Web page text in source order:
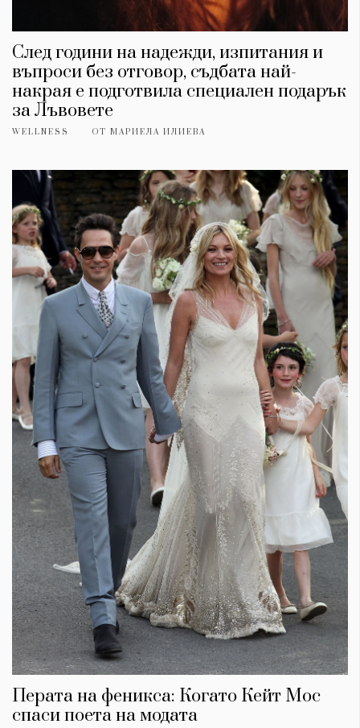
След години на надежди, изпитания и
въпроси без отговор, съдбата най-
накрая е подготвила специален подарък
за Лъвовете
WELLNESS ОТ МАРИЕЛА ИЛИЕВА
Перата на феникса: Когато Кейт Мос
спаси поета на модата